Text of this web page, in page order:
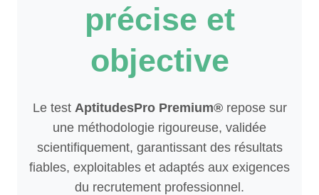
précise et
objective
Le test AptitudesPro Premium®repose sur
une méthodologie rigoureuse, validée
scientifiquement, garantissant des résultats
fiables, exploitables et adaptés aux exigences
du recrutement professionnel.